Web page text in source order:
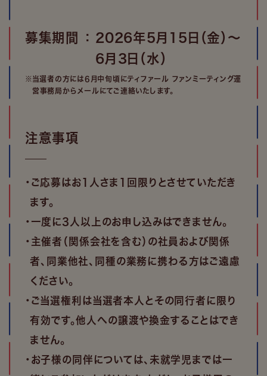
募集期間 ： 2026年5月15日（金）～
6月3日（水）
※当選者の方には6月中旬頃にティファール ファンミーティング運
営事務局からメールにてご連絡いたします。
注意事項
・ご応募はお1人さま1回限りとさせていただき
ます。
・一度に3人以上のお申し込みはできません。
・主催者（関係会社を含む）の社員および関係
者、同業他社、同種の業務に携わる方はご遠慮
ください。
・ご当選権利は当選者本人とその同行者に限り
有効です。他人への譲渡や換金することはでき
ません。
・お子様の同伴については、未就学児までは一